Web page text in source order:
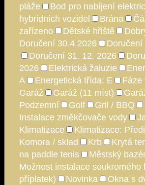
pláže
Bod pro nabíjení
hybridních vozidel
Brána
zařízeno
Dětské hřiště
Doručení 30.4.2026
Doručení
Doručení 31. 12. 2026
2026
Elektrická žaluzie
A
Energetická třída: E
Fáze
Garáž
Garáž (11 míst)
Podzemní
Golf Gril / BBQ
Instalace změkčovače vody
Klimatizace
Klimatizace:
Komora / sklad
Krb Krytá
na paddle tenis
Městský
Možnost instalace soukromého
příplatek)
Novinka
Okna s